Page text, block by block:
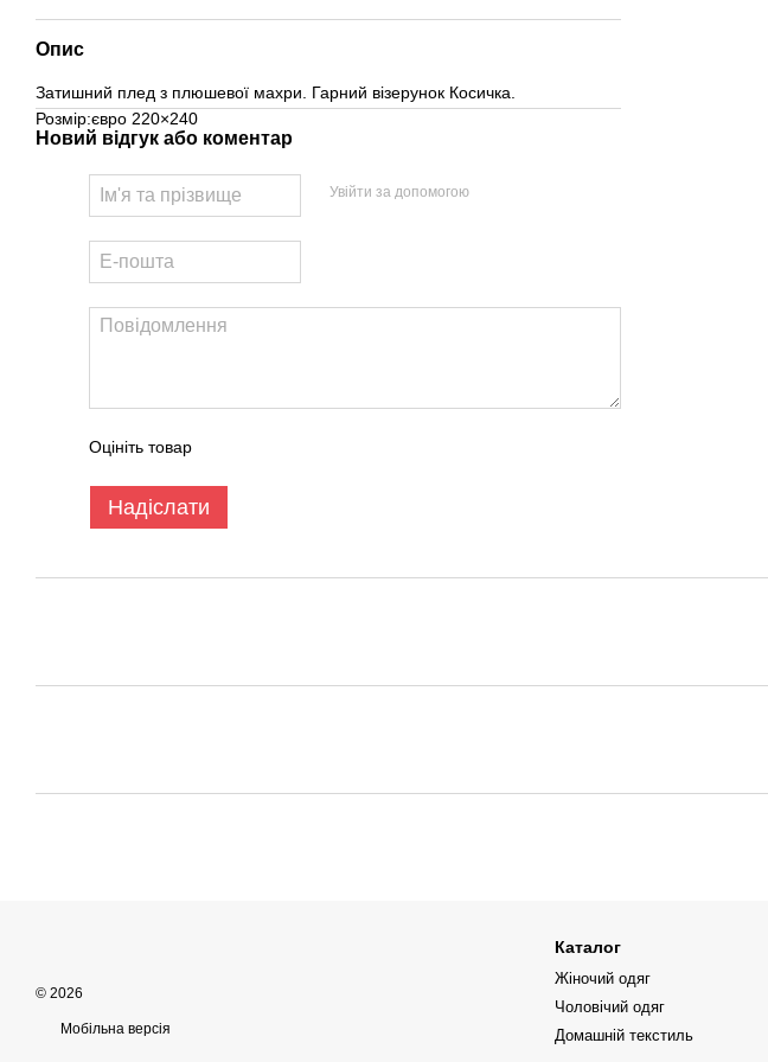
Опис
Затишний плед з плюшевої махри. Гарний візерунок Косичка.
Розмір:євро 220×240
Новий відгук або коментар
Увійти за допомогою
Оцініть товар
Надіслати
© 2026
Мобільна версія
Каталог
Жіночий одяг
Чоловічий одяг
Домашній текстиль